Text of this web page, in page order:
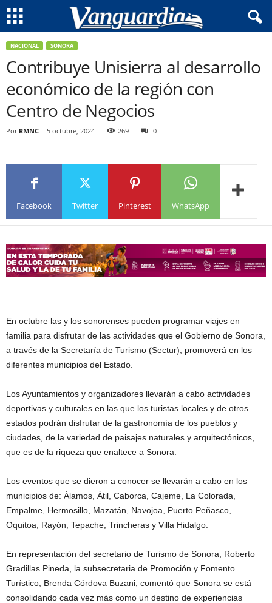
NACIONAL SONORA
Contribuye Unisierra al desarrollo
económico de la región con
Centro de Negocios
Por RMNC - 5 octubre, 2024 269 0
Facebook Twitter Pinterest WhatsApp
En octubre las y los sonorenses pueden programar viajes en
familia para disfrutar de las actividades que el Gobierno de Sonora,
a través de la Secretaría de Turismo (Sectur), promoverá en los
diferentes municipios del Estado.
Los Ayuntamientos y organizadores llevarán a cabo actividades
deportivas y culturales en las que los turistas locales y de otros
estados podrán disfrutar de la gastronomía de los pueblos y
ciudades, de la variedad de paisajes naturales y arquitectónicos,
que es de la riqueza que enaltece a Sonora.
Los eventos que se dieron a conocer se llevarán a cabo en los
municipios de: Álamos, Átil, Caborca, Cajeme, La Colorada,
Empalme, Hermosillo, Mazatán, Navojoa, Puerto Peñasco,
Oquitoa, Rayón, Tepache, Trincheras y Villa Hidalgo.
En representación del secretario de Turismo de Sonora, Roberto
Gradillas Pineda, la subsecretaria de Promoción y Fomento
Turístico, Brenda Córdova Buzani, comentó que Sonora se está
consolidando cada vez más como un destino de experiencias